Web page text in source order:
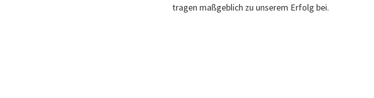
tragen maßgeblich zu unserem Erfolg bei.